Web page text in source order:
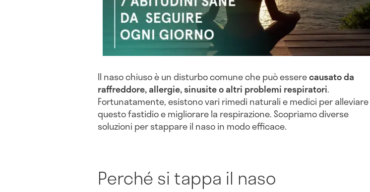
Il naso chiuso è un disturbo comune che può esserecausato da
raffreddore, allergie, sinusite o altri problemi respiratori.
Fortunatamente, esistono vari rimedi naturali e medici per alleviare
questo fastidio e migliorare la respirazione. Scopriamo diverse
soluzioni per stappare il naso in modo efficace.
Perché si tappa il naso